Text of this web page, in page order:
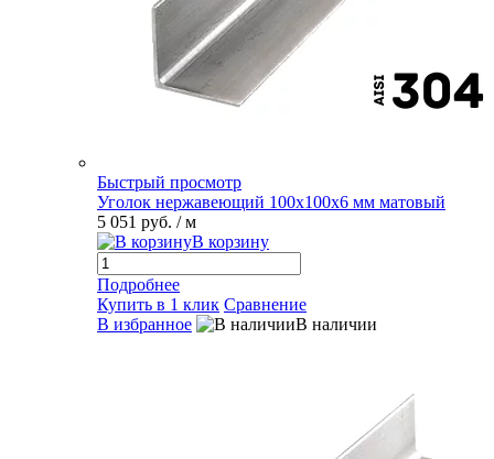
Быстрый просмотр
Уголок нержавеющий 100х100х6 мм матовый
5 051 руб. / м
В корзину
Подробнее
Купить в 1 клик Сравнение
В избранное
В наличии